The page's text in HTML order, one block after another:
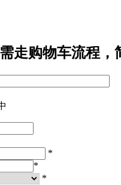
走购物车流程，
*
*
*